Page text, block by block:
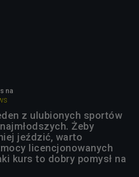
na
z ulubionych sportów
Żeby
jeździć, warto
licencjonowanych
kurs to dobry pomysł na